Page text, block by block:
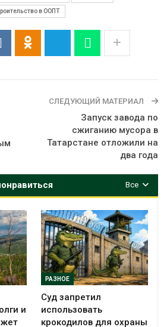
в ООПТ
СЛЕДУЮЩИЙ МАТЕРИАЛ
Запуск завода по
сжиганию мусора в
Татарстане отложили на
два года
Все
и
РАЗНОЕ
Суд запретил
использовать
крокодилов для охраны